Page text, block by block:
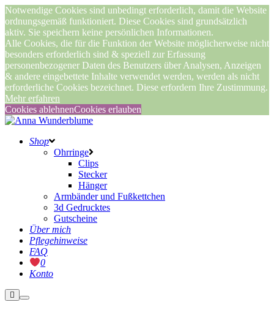
Notwendige Cookies sind unbedingt erforderlich, damit die Website
ordnungsgemäß funktioniert. Diese Cookies sind grundsätzlich
aktiv. Sie speichern keine persönlichen Informationen.
Alle Cookies, die für die Funktion der Website möglicherweise nicht
besonders erforderlich sind & speziell zur Erfassung
personenbezogener Daten des Benutzers über Analysen, Anzeigen
& andere eingebettete Inhalte verwendet werden, werden als nicht
erforderliche Cookies bezeichnet. Diese erfordern Ihre Zustimmung.
Mehr erfahren
Cookies ablehnenCookies erlauben
Shop
Ohrringe
Clips
Stecker
Hänger
Armbänder und Fußkettchen
3d Gedrucktes
Gutscheine
Über mich
Pflegehinweise
FAQ
0
Konto
Weitere
Informationen
Hauptmenü